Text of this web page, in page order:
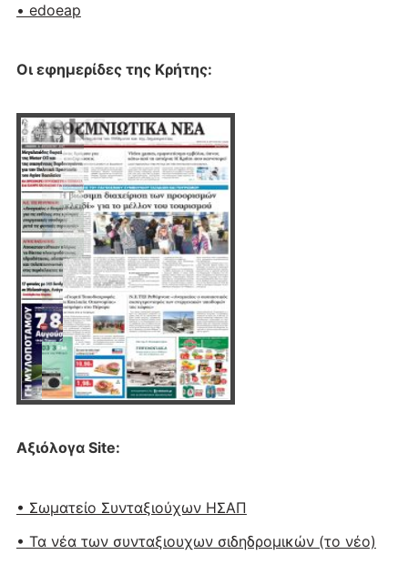
• edoeap
Οι εφημερίδες της Κρήτης:
Αξιόλογα Site:
• Σωματείο Συνταξιούχων ΗΣΑΠ
• Τα νέα των συνταξιουχων σιδηδρομικών (το νέο)